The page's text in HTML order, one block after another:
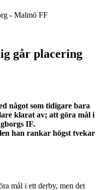
går placering
något som tidigare bara
klarat av; att göra mål i
IF.
han rankar högst tvekar
mål i ett derby, men det